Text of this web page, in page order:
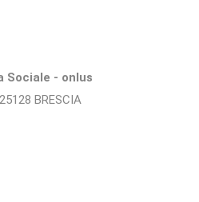
Sociale - onlus
BRESCIA